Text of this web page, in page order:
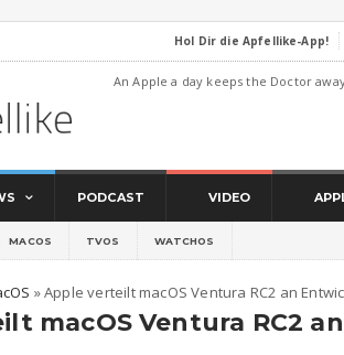
Hol Dir die Apfellike-App!
An Apple a day keeps the Doctor
PODCAST VIDEO
MACOS TVOS WATCHOS
»Apple verteilt macOS Ventura RC2 an
macOS Ventura RC2